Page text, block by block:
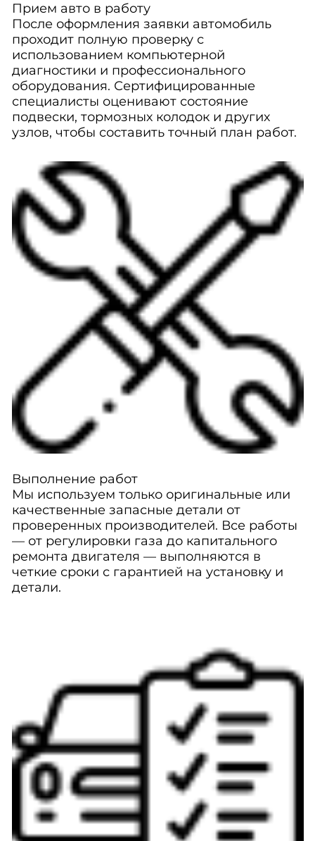
Прием авто в работу
После оформления заявки автомобиль
проходит полную проверку с
использованием компьютерной
диагностики и профессионального
оборудования. Сертифицированные
специалисты оценивают состояние
подвески, тормозных колодок и других
узлов, чтобы составить точный план работ.
Выполнение работ
Мы используем только оригинальные или
качественные запасные детали от
проверенных производителей. Все работы
— от регулировки газа до капитального
ремонта двигателя — выполняются в
четкие сроки с гарантией на установку и
детали.